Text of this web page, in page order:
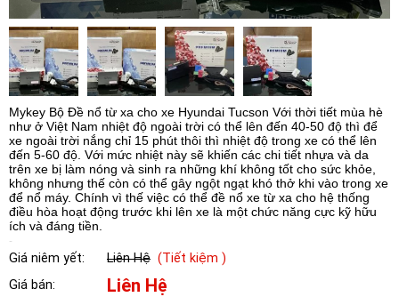
Mykey Bộ Đề nổ từ xa cho xe Hyundai Tucson Với thời tiết mùa hè
như ở Việt Nam nhiệt độ ngoài trời có thể lên đến 40-50 độ thì để
xe ngoài trời nắng chỉ 15 phút thôi thì nhiệt độ trong xe có thể lên
đến 5-60 độ. Với mức nhiệt này sẽ khiến các chi tiết nhựa và da
trên xe bị làm nóng và sinh ra những khí không tốt cho sức khỏe,
không nhưng thế còn có thể gây ngột ngạt khó thở khi vào trong xe
để nổ máy. Chính vì thế việc có thể đề nổ xe từ xa cho hệ thống
điều hòa hoạt động trước khi lên xe là một chức năng cực kỹ hữu
ích và đáng tiền.
Giá niêm yết: Liên Hệ (Tiết kiệm )
Giá bán:
Liên Hệ